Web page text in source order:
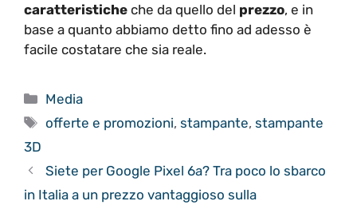
caratteristiche che da quello del prezzo, e in
base a quanto abbiamo detto fino ad adesso è
facile costatare che sia reale.
Categorie
Media
Tag
offerte e promozioni,stampante,stampante
3D
Siete per Google Pixel 6a? Tra poco lo sbarco
in Italia a un prezzo vantaggioso sulla